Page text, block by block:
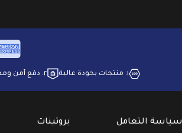
١. منتجات بجودة عالية ٢. ⁠دفع آمن ومضمون
سياسة التعامل بروتينات